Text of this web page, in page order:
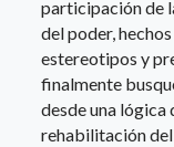
participación de
del poder,
estereotipos y
finalmente
desde una lógica
rehabilitación